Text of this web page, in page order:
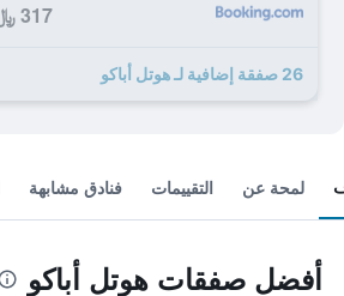
317 ﷼
26 صفقة إضافية لـ هوتل أباكو
لمحة عن التقييمات فنادق مشابهة
أفضل صفقات هوتل أباكو